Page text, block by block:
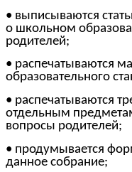
• выписываются
о школьном
родителей;
• распечатываются
образовательного
• распечатываются
отдельным
вопросы родителей;
• продумывается
данное собрание;